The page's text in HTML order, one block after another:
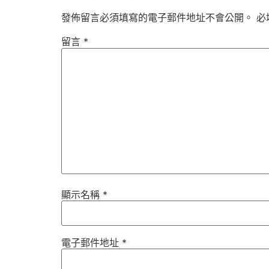
發佈留言必須填寫的電子郵件地址不會公開。 必
留言 *
顯示名稱 *
電子郵件地址 *